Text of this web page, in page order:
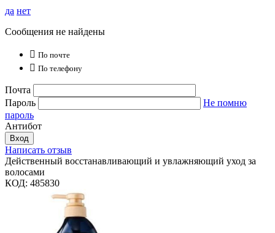
да нет
Сообщения не найдены
 По почте
 По телефону
Почта
Пароль
Не помню
пароль
Антибот
Вход
Написать отзыв
Действенный восстанавливающий и увлажняющий уход за
волосами
КОД: 485830